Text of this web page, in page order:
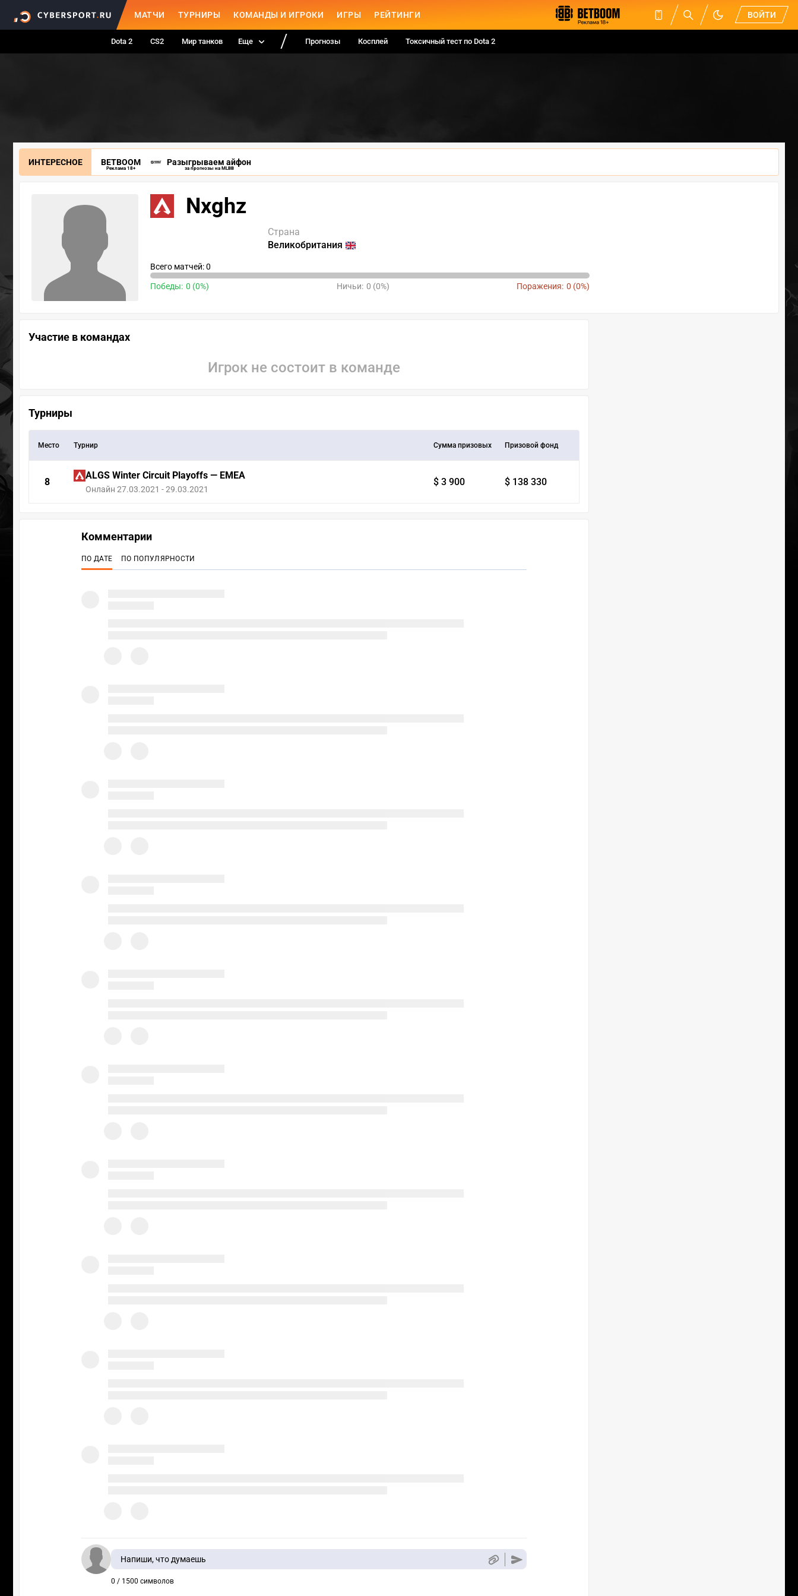
МАТЧИ ТУРНИРЫ КОМАНДЫ И ИГРОКИ ИГРЫ РЕЙТИНГИ ВОЙТИ
Dota 2 CS2 Мир танков Еще Прогнозы Косплей Токсичный тест по Dota 2
ИНТЕРЕСНОЕ BETBOOM
Реклама 18+
Разыгрываем айфон
за прогнозы на MLBB
Nxghz
Страна
Великобритания
Всего матчей: 0
Победы: 0 (0%) Ничьи: 0 (0%) Поражения: 0 (0%)
Участие в командах
Игрок не состоит в команде
Турниры
Место Турнир Сумма призовых Призовой фонд
8
ALGS Winter Circuit Playoffs — EMEA
Онлайн 27.03.2021 - 29.03.2021
$ 3 900 $ 138 330
Комментарии
ПО ДАТЕ ПО ПОПУЛЯРНОСТИ
Напиши, что думаешь
0 / 1500 символов